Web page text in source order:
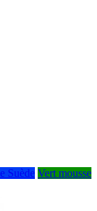
Suède Vert mousse